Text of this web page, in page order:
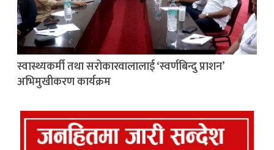
स्वास्थ्यकर्मी तथा सरोकारवालालाई ‘स्वर्णबिन्दु प्राशन’
अभिमुखीकरण कार्यक्रम